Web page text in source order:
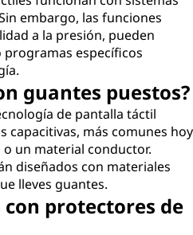
embargo, las funciones
a la presión, pueden
específicos
guantes puestos?
de pantalla táctil
capacitivas, más comunes hoy
un material conductor.
diseñados con materiales
lleves guantes.
con protectores de